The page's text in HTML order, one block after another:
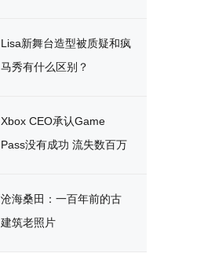
Lisa新舞台造型被质疑和疯
马秀有什么区别？
Xbox CEO承认Game
Pass没有成功 流失数百万
沧海桑田：一百年前的古
建筑老照片